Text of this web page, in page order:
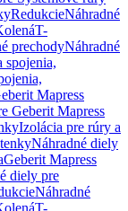
RedukcieNáhradné
T-
prechodyNáhradné
spojenia,
Mapress
Geberit Mapress
Izolácia pre rúry a
Náhradné diely
Geberit Mapress
diely pre
Náhradné
T-